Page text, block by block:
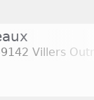
Villers